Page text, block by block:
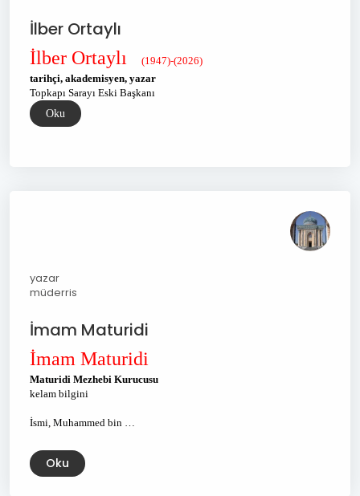
İlber Ortaylı
İlber Ortaylı
(1947)-(2026)
tarihçi, akademisyen, yazar
Topkapı Sarayı Eski Başkanı
Oku
yazar
müderris
İmam Maturidi
İmam Maturidi
Maturidi Mezhebi Kurucusu
kelam bilgini
İsmi, Muhammed bin …
Oku